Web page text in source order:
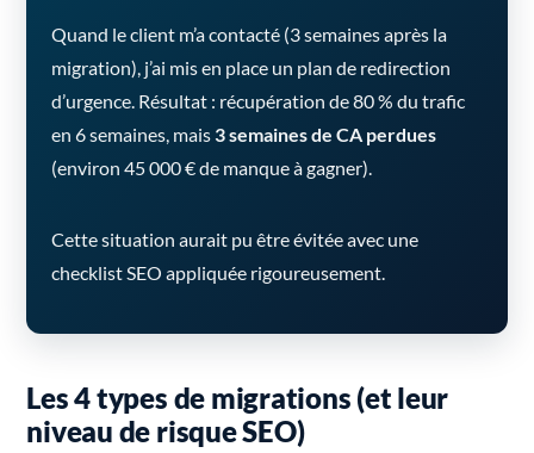
Quand le client m’a contacté (3 semaines après la
migration), j’ai mis en place un plan de redirection
d’urgence. Résultat : récupération de 80 % du trafic
en 6 semaines, mais 3 semaines de CA perdues
(environ 45 000 € de manque à gagner).
Cette situation aurait pu être évitée avec une
checklist SEO appliquée rigoureusement.
Les 4 types de migrations (et leur
niveau de risque SEO)